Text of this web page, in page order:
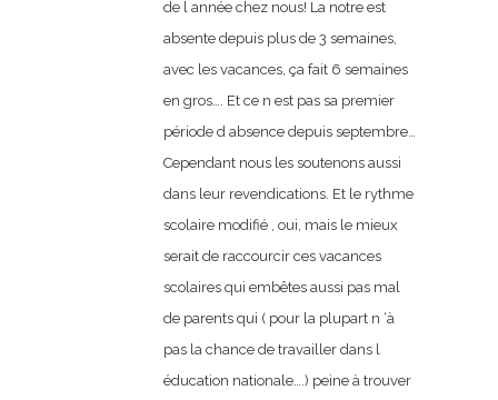
de l année chez nous! La notre est
absente depuis plus de 3 semaines,
avec les vacances, ça fait 6 semaines
en gros…. Et ce n est pas sa premier
période d absence depuis septembre…
Cependant nous les soutenons aussi
dans leur revendications. Et le rythme
scolaire modifié , oui, mais le mieux
serait de raccourcir ces vacances
scolaires qui embêtes aussi pas mal
de parents qui ( pour la plupart n ‘à
pas la chance de travailler dans l
éducation nationale….) peine à trouver